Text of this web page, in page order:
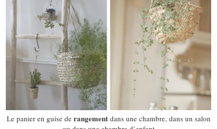
Le panier en guise de rangementdans une chambre, dans un salon